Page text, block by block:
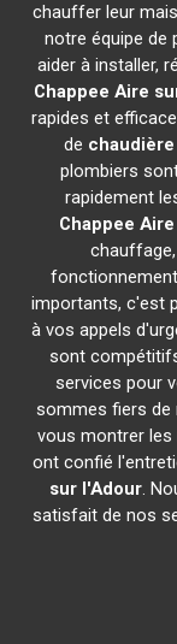
chauffer leur
notre équipe de
aider à installer,
Chappee Aire
rapides et
de
plombiers
rapidement
Chappee
importants, c'est
à vos appels
sont
services pour
sommes fiers de
vous montrer
ont confié
sur l'Adour.
satisfait de nos